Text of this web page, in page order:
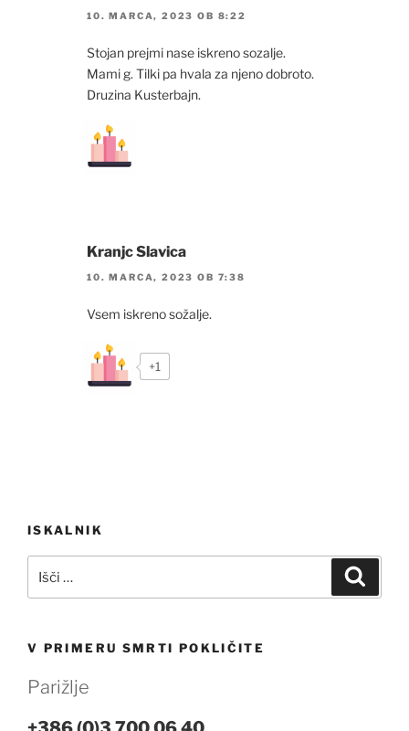
10. MARCA, 2023 OB 8:22
Stojan prejmi nase iskreno sozalje.
Mami g. Tilki pa hvala za njeno dobroto.
Druzina Kusterbajn.
Kranjc Slavica
10. MARCA, 2023 OB 7:38
Vsem iskreno sožalje.
+1
ISKALNIK
V PRIMERU SMRTI POKLIČITE
Parižlje